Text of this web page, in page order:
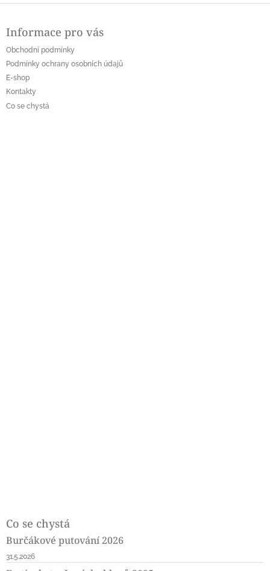
Z
pInformace pro vás
Obchodní podmínky
Podmínky ochrany osobních údajů
E-shop
Kontakty
Co se chystá
Co se chystá
Burčákové putování 2026
31.5.2026